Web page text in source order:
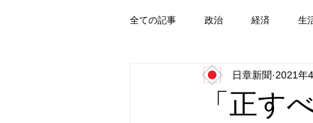
全ての記事 政治 経済 生
日本第一党 日本派保守同盟
「正す
日章新聞 2021年